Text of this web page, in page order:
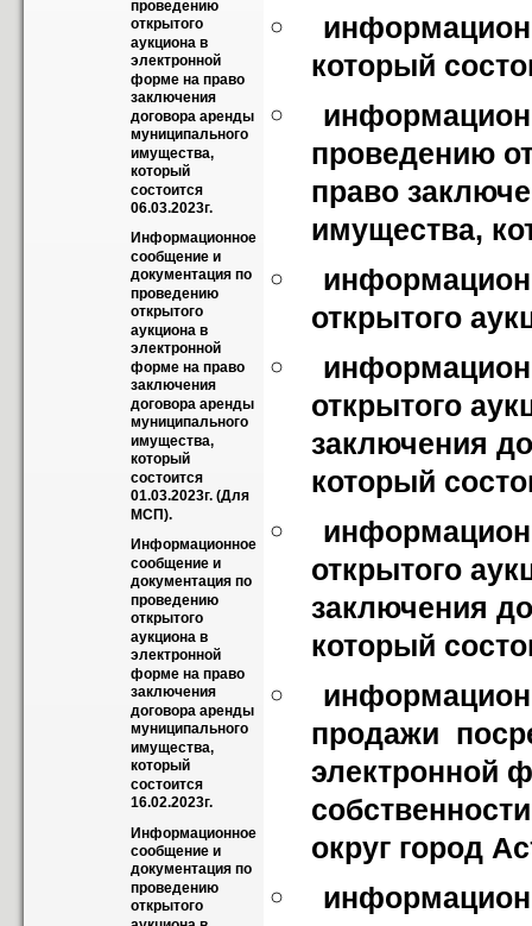
проведению
открытого
аукциона в
электронной
форме на право
заключения
договора аренды
муниципального
имущества,
который
состоится
06.03.2023г.
Информационное
сообщение и
документация по
проведению
открытого
аукциона в
электронной
форме на право
заключения
договора аренды
муниципального
имущества,
который
состоится
01.03.2023г. (Для
МСП).
Информационное
сообщение и
документация по
проведению
открытого
аукциона в
электронной
форме на право
заключения
договора аренды
муниципального
имущества,
который
состоится
16.02.2023г.
Информационное
сообщение и
документация по
проведению
открытого
который
проведению
право
имущества,
открытого
открытого
заключения
который
открытого
заключения
который
продажи
электронной
округ город